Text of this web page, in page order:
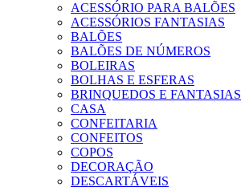
ACESSÓRIO PARA BALÕES
ACESSÓRIOS FANTASIAS
BALÕES
BALÕES DE NÚMEROS
BOLEIRAS
BOLHAS E ESFERAS
BRINQUEDOS E FANTASIAS
CASA
CONFEITARIA
CONFEITOS
COPOS
DECORAÇÃO
DESCARTÁVEIS